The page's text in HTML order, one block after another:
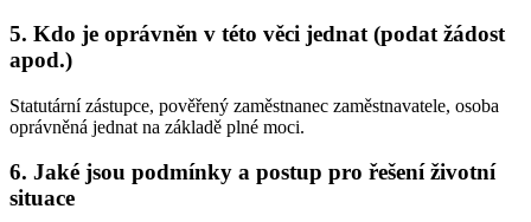
5. Kdo je oprávněn v této věci jednat (podat žádost
apod.)
Statutární zástupce, pověřený zaměstnanec zaměstnavatele, osoba
oprávněná jednat na základě plné moci.
6. Jaké jsou podmínky a postup pro řešení životní
situace